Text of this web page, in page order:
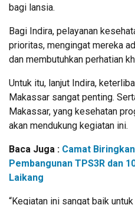
bagi lansia.
Bagi Indira, pelayanan
prioritas, mengingat mereka
dan membutuhkan perhatian
Untuk itu, lanjut Indira,
Makassar sangat penting.
Makassar, yang kesehatan
akan mendukung kegiatan ini.
Baca Juga : Camat
Pembangunan TPS3R dan
Laikang
“Kegiatan ini sangat baik